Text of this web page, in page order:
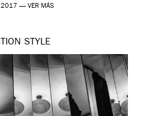
— VER MÁS
STYLE